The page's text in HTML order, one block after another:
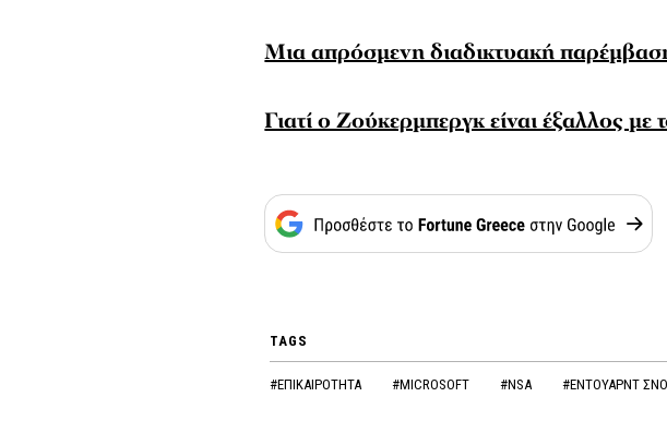
Μια απρόσμενη διαδικτυακή
Γιατί ο Ζούκερμπεργκ είναι έξαλλος
TAGS
#ΕΠΙΚΑΙΡΟΤΗΤΑ #MICROSOFT #NSA #ΕΝΤΟΥΑΡΝΤ